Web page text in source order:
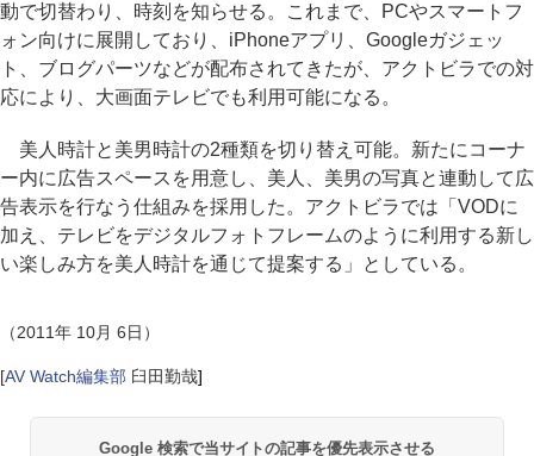
動で切替わり、時刻を知らせる。これまで、PCやスマートフ
ォン向けに展開しており、iPhoneアプリ、Googleガジェッ
ト、ブログパーツなどが配布されてきたが、アクトビラでの対
応により、大画面テレビでも利用可能になる。
美人時計と美男時計の2種類を切り替え可能。新たにコーナ
ー内に広告スペースを用意し、美人、美男の写真と連動して広
告表示を行なう仕組みを採用した。アクトビラでは「VODに
加え、テレビをデジタルフォトフレームのように利用する新し
い楽しみ方を美人時計を通じて提案する」としている。
（2011年 10月 6日）
[AV Watch編集部 臼田勤哉]
Google 検索で当サイトの記事を優先表示させる